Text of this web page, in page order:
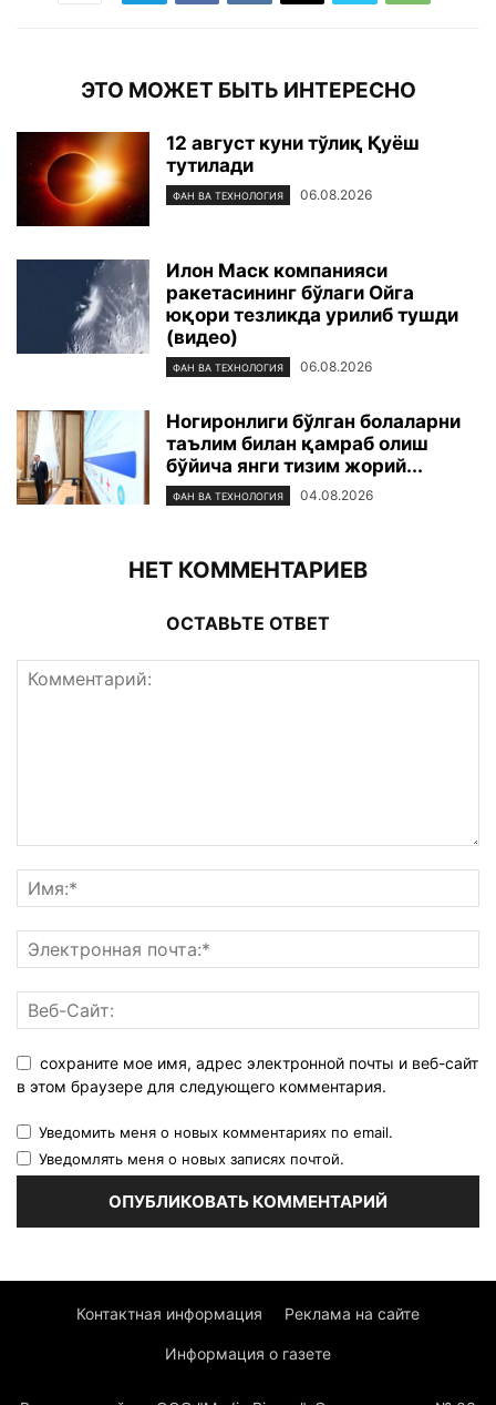
ЭТО МОЖЕТ БЫТЬ ИНТЕРЕСНО
12 август куни тўлиқ Қуёш
тутилади
ФАН ВА ТЕХНОЛОГИЯ 06.08.2026
Илон Маск компанияси
ракетасининг бўлаги Ойга
юқори тезликда урилиб тушди
(видео)
ФАН ВА ТЕХНОЛОГИЯ 06.08.2026
Ногиронлиги бўлган болаларни
таълим билан қамраб олиш
бўйича янги тизим жорий...
ФАН ВА ТЕХНОЛОГИЯ 04.08.2026
НЕТ КОММЕНТАРИЕВ
ОСТАВЬТЕ ОТВЕТ
сохраните мое имя, адрес электронной почты и веб-сайт
в этом браузере для следующего комментария.
Уведомить меня о новых комментариях по email.
Уведомлять меня о новых записях почтой.
Контактная информация Реклама на сайте
Информация о газете